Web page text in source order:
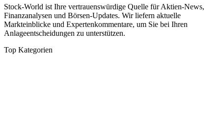
Stock-World ist Ihre vertrauenswürdige Quelle für Aktien-News,
Finanzanalysen und Börsen-Updates. Wir liefern aktuelle
Markteinblicke und Expertenkommentare, um Sie bei Ihren
Anlageentscheidungen zu unterstützen.
Top Kategorien